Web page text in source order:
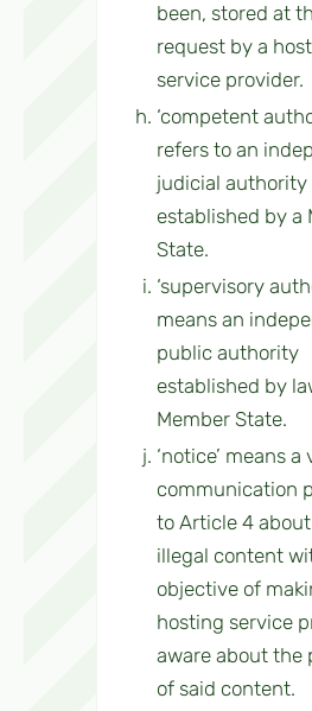
been, stored at
request by a
service provider.
‘competent
refers to an
judicial authority
established by a
State.
‘supervisory
means an
public authority
established by
Member State.
‘notice’ means a
communication
to Article 4
illegal content
objective of
hosting service
aware about the
of said content.